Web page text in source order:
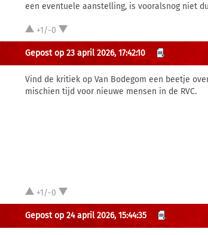
een eventuele aanstelling, is vooralsnog niet
+1/-0
Gepost op 23 april 2026, 17:42:10
Vind de kritiek op Van Bodegom een beetje
mischien tijd voor nieuwe mensen in de RVC.
+1/-0
Gepost op 24 april 2026, 15:44:35